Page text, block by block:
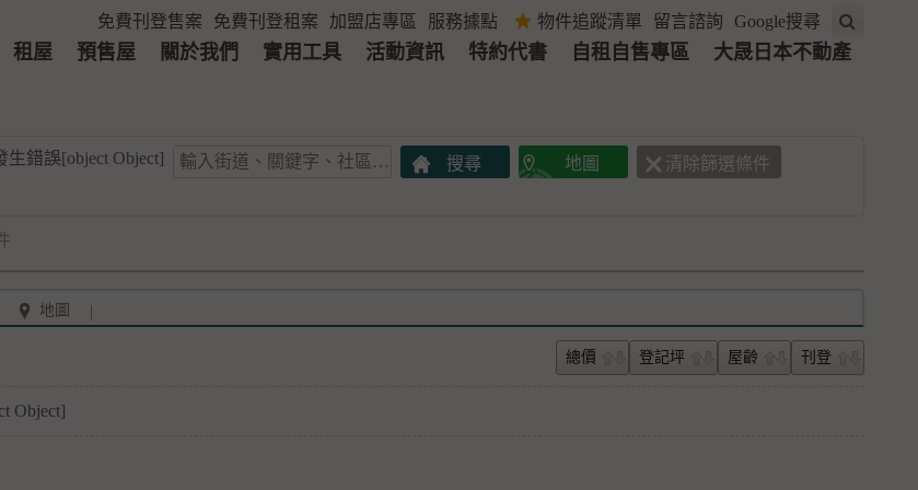
免費刊登售案 免費刊登租案 加盟店專區 服務據點 物件追蹤清單 留言諮詢 Google搜尋
租屋 預售屋 關於我們 實用工具 活動資訊 特約代書 自租自售專區 大晟日本不動產
生錯誤[object Object]
地圖
總價 登記坪 屋齡 刊登
Object]